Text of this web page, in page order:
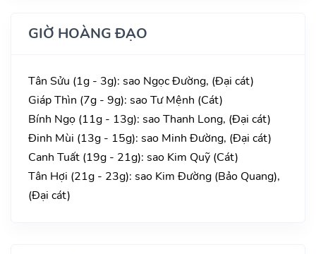
GIỜ HOÀNG ĐẠO
Tân Sửu (1g - 3g): sao Ngọc Đường, (Đại cát)
Giáp Thìn (7g - 9g): sao Tư Mệnh (Cát)
Bính Ngọ (11g - 13g): sao Thanh Long, (Đại cát)
Đinh Mùi (13g - 15g): sao Minh Đường, (Đại cát)
Canh Tuất (19g - 21g): sao Kim Quỹ (Cát)
Tân Hợi (21g - 23g): sao Kim Đường (Bảo Quang),
(Đại cát)